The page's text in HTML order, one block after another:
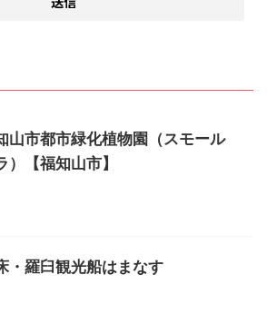
山市都市緑化植物園（スモール
）【福知山市】
・羅臼観光船はまなす